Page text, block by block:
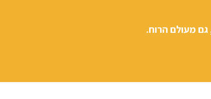
גם מעולם הרוח.